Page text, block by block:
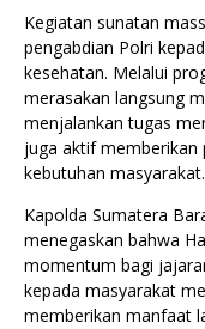
Kegiatan sunatan
pengabdian Polri
kesehatan. Melalui
merasakan langsung
menjalankan tugas
juga aktif memberikan
kebutuhan masyarakat.
Kapolda Sumatera
menegaskan bahwa
momentum bagi
kepada masyarakat
memberikan manfaat